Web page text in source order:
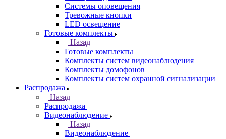
Системы оповещения
Тревожные кнопки
LED освещение
Готовые комплекты
Назад
Готовые комплекты
Комплекты систем видеонаблюдения
Комплекты домофонов
Комплекты систем охранной сигнализации
Распродажа
Назад
Распродажа
Видеонаблюдение
Назад
Видеонаблюдение